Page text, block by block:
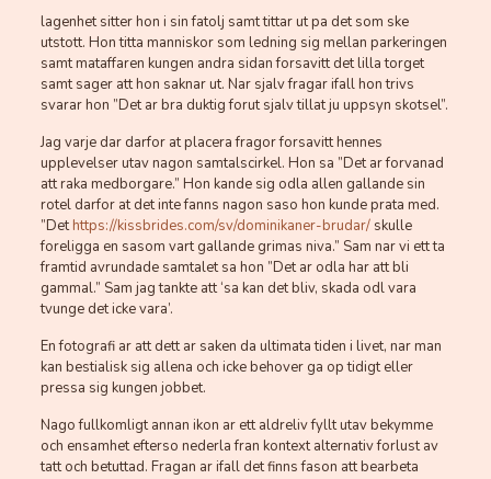
lagen­het sitter hon i sin fatolj samt tittar ut pa det som ske
utstott. Hon titta manniskor som ledning sig mellan parkeringen
samt mataffaren kungen andra sidan forsavitt det lilla torget
samt sager att hon saknar ut. Nar sjalv fragar ifall hon trivs
svarar hon ”Det ar bra duktig forut sjalv tillat ju uppsyn skotsel”.
Jag varje dar darfor at placera fragor forsavitt hennes
upplevelser utav nagon samtalscirkel. Hon sa ”Det ar forvanad
att raka medborgare.” Hon kande sig odla allen gallande sin
rotel darfor at det inte fanns nagon saso hon kunde prata med.
”Dethttps://kissbrides.com/sv/dominikaner-brudar/skulle
foreligga en sasom vart gallande grimas niva.” Sam nar vi ett ta
framtid avrundade samtalet sa hon ”Det ar odla har att bli
gammal.” Sam jag tankte att ‘sa kan det bliv, skada odl vara
tvunge det icke vara’.
En fotografi ar att dett ar saken da ultimata tiden i livet, nar man
kan bestialisk sig allena och icke behover ga op tidigt eller
pressa sig kungen jobbet.
Nago fullkomligt annan ikon ar ett aldreliv fyllt utav bekymme
och ensamhet efterso nederla fran kontext alternativ forlust av
tatt och betuttad. Fragan ar ifall det finns fason att bearbeta